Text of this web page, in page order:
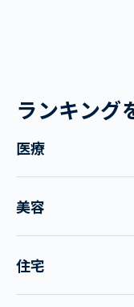
ランキング
医療
美容
住宅